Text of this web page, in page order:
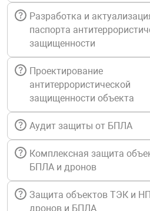
решения
безопасность
установки
Разработка и
паспорта
защищенности
Проектирование
антитеррористической
защищенности объекта
Аудит защиты от БПЛА
Комплексная защита
БПЛА и дронов
Защита объектов ТЭК и
дронов и БПЛА